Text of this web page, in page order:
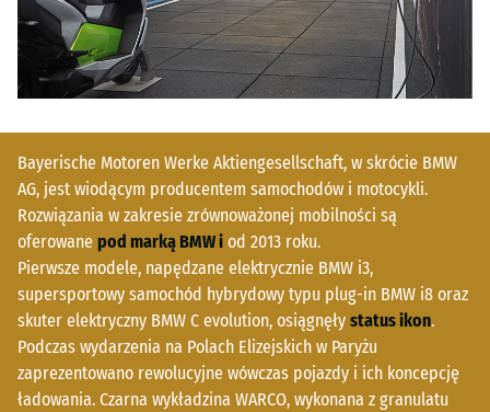
Bayerische Motoren Werke Aktiengesellschaft, w skrócie BMW
AG, jest wiodącym producentem samochodów i motocykli.
Rozwiązania w zakresie zrównoważonej mobilności są
oferowane pod marką BMW i od 2013 roku.
Pierwsze modele, napędzane elektrycznie BMW i3,
supersportowy samochód hybrydowy typu plug-in BMW i8 oraz
skuter elektryczny BMW C evolution, osiągnęły status ikon.
Podczas wydarzenia na Polach Elizejskich w Paryżu
zaprezentowano rewolucyjne wówczas pojazdy i ich koncepcję
ładowania. Czarna wykładzina WARCO, wykonana z granulatu